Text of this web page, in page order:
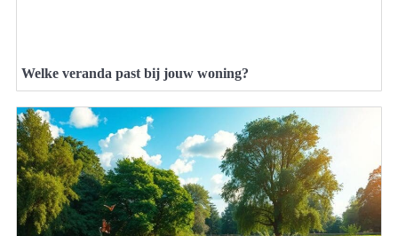
Welke veranda past bij jouw woning?